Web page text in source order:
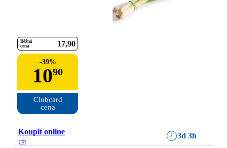
Běžná
cena
17 90
-39%
1090
Clubcard
cena
Koupit online 3d 3h